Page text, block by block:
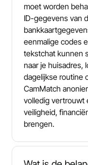
moet worden
ID-gegevens van
eenmalige codes
tekstchat kunnen
naar je huisadres,
dagelijkse routine
CamMatch
volledig vertrouwt
veiligheid,
brengen.